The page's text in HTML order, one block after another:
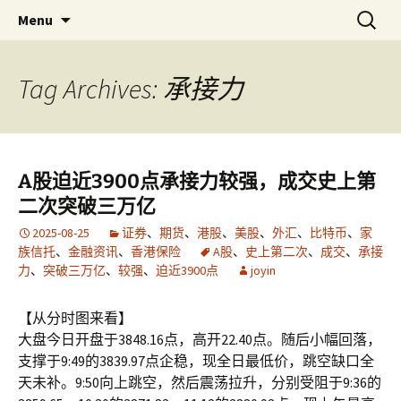
金易网 ｜ 精确严谨比较多空，
联衡辨析把握节奏，计算－－为
了无法计算的价值！
金易网
Menu
搜
索：
Tag Archives: 承接力
A股迫近3900点承接力较强，成交史上第
二次突破三万亿
2025-08-25 证券、 期货、 港股、 美股、 外汇、 比特币、 家
族信托、 金融资讯、 香港保险 A股、 史上第二次、 成交、 承接
力、 突破三万亿、 较强、 迫近3900点 joyin
【从分时图来看】
大盘今日开盘于3848.16点，高开22.40点。随后小幅回落，
支撑于9:49的3839.97点企稳，现全日最低价，跳空缺口全
天未补。9:50向上跳空，然后震荡拉升，分别受阻于9:36的